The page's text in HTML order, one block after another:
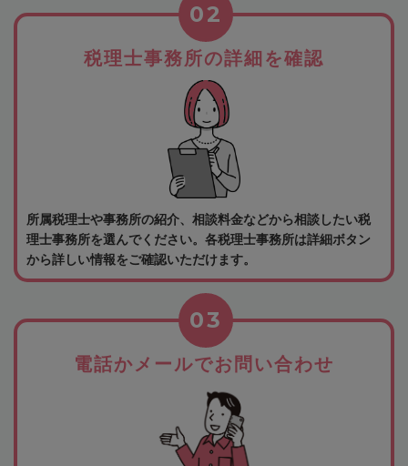
税理士事務所の詳細を確認
02
所属税理士や事務所の紹介、相談料金などから相談したい税
理士事務所を選んでください。各税理士事務所は詳細ボタン
から詳しい情報をご確認いただけます。
電話かメールでお問い合わせ
03